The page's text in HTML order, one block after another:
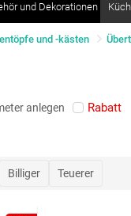
und Dekorationen
und -kästen
anlegen Rabatt
Billiger Teuerer